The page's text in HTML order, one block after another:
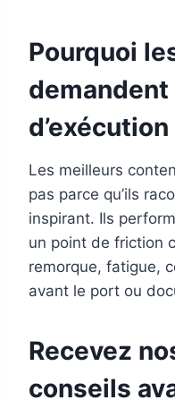
Pourquoi
d’exécution
Les meilleurs
pas parce qu’ils
inspirant. Ils
un point de friction
remorque, fatigue,
avant le port ou
Recevez
conseils